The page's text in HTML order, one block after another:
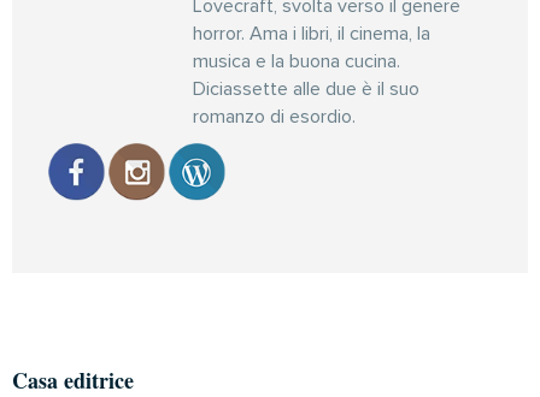
Lovecraft, svolta verso il genere
horror. Ama i libri, il cinema, la
musica e la buona cucina.
Diciassette alle due è il suo
romanzo di esordio.
Casa editrice